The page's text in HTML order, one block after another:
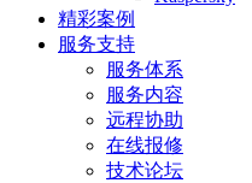
精彩案例
服务支持
服务体系
服务内容
远程协助
在线报修
技术论坛